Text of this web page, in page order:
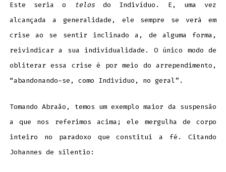
Este seria o
telosdo Indivíduo. E, uma vez
alcançada a generalidade, ele sempre se verá em
crise ao se sentir inclinado a, de alguma forma,
reivindicar a sua individualidade. O único modo de
obliterar essa crise é por meio do arrependimento,
“abandonando-se, como Indivíduo, no geral”.
Tomando Abraão, temos um exemplo maior da suspensão
a que nos referimos acima; ele mergulha de corpo
inteiro no paradoxo que constitui a fé. Citando
Johannes de silentio: